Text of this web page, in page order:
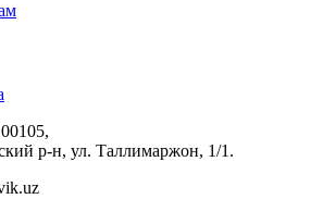
р-н, ул. Таллимаржон, 1/1.